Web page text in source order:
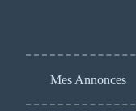
Mes Annonces